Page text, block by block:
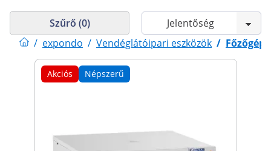
/ expondo / Vendéglátóipari eszközök /
Szűrő (0)
Akciós Népszerű